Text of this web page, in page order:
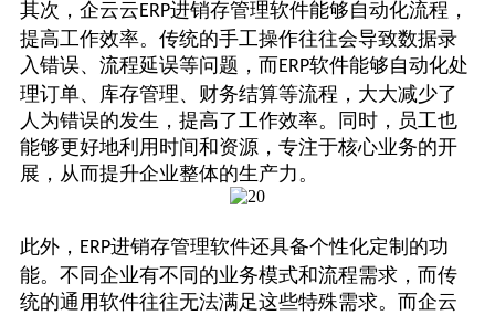
其次， 企云云ERP进销存管理软件能够自动化流程，
提高工作效率。传统的手工操作往往会导致数据录
入错误、流程延误等问题，而ERP软件能够自动化处
理订单、库存管理、财务结算等流程，大大减少了
人为错误的发生，提高了工作效率。同时，员工也
能够更好地利用时间和资源，专注于核心业务的开
展，从而提升企业整体的生产力。
此外， ERP进销存管理软件还具备个性化定制的功
能。不同企业有不同的业务模式和流程需求，而传
统的通用软件往往无法满足这些特殊需求。而企云